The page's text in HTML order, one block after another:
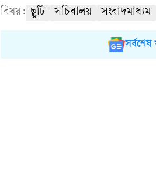
বিষয়: ছুটি সচিবালয় সংবাদমাধ্যম